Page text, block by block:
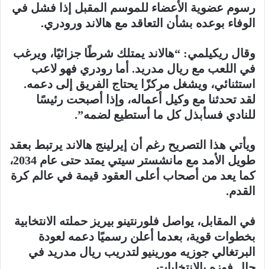
رسوم عضوية الأعضاء للموسم المقبل إذا فشل في
الوفاء بوعده بشأن التعاقد مع هالاند ورودري.
وقال ريكيلمي: “هالاند يمتلك شرطًا جزائيًا، ويرغب
في اللعب مع ريال مدريد. أما رودري فهو لاعب
استثنائي، ويشغل مركزًا يحتاج الفريق إلى دعمه.
لقد تحدثنا مع وكيل أعماله، وإذا أصبحت رئيسًا
للنادي فسأبذل كل ما أستطيع لضمه”.
ويأتي هذا التصريح رغم أن إيرلينج هالاند يرتبط بعقد
طويل الأمد مع مانشستر سيتي
يمتد حتى عام 2034،
كما يعد من أصحاب أعلى العقود قيمة في عالم كرة
القدم.
في المقابل، يواصل فلورنتينو بيريز حملته الانتخابية
بخطوات قوية، بعدما أعلن رسميًا دعمه لعودة
البرتغالي جوزيه مورينيو لتدريب ريال مدريد في